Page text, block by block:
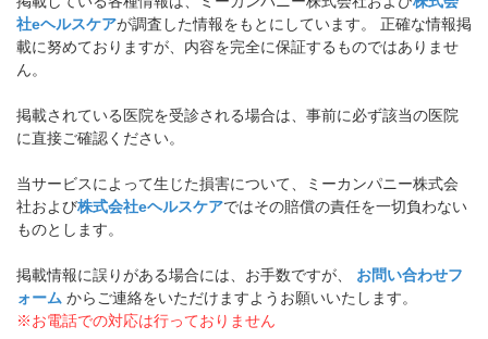
社eヘルスケアが調査した情報をもとにしています。 正確な情報掲
載に努めておりますが、内容を完全に保証するものではありませ
ん。
掲載されている医院を受診される場合は、事前に必ず該当の医院
に直接ご確認ください。
当サービスによって生じた損害について、ミーカンパニー株式会
社および株式会社eヘルスケアではその賠償の責任を一切負わない
ものとします。
掲載情報に誤りがある場合には、お手数ですが、
お問い合わせフ
ォーム からご連絡をいただけますようお願いいたします。
※お電話での対応は行っておりません